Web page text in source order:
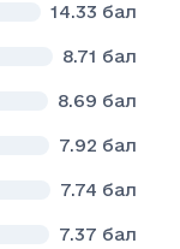
14.33 бал
8.71 бал
8.69 бал
7.92 бал
7.74 бал
7.37 бал